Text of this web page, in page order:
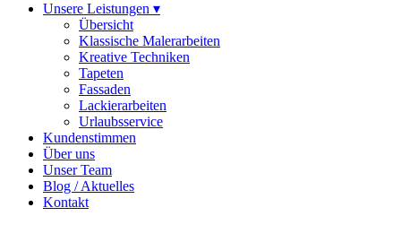
Unsere Leistungen ▾
Übersicht
Klassische Malerarbeiten
Kreative Techniken
Tapeten
Fassaden
Lackierarbeiten
Urlaubsservice
Kundenstimmen
Über uns
Unser Team
Blog / Aktuelles
Kontakt